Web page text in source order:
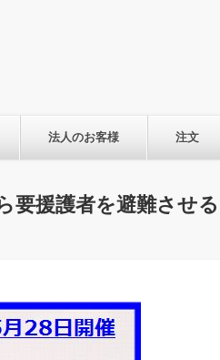
法人のお客様 注文
要援護者を避難させ